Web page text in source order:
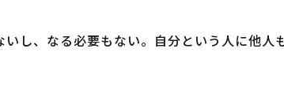
し、なる必要もない。自分という人に他人